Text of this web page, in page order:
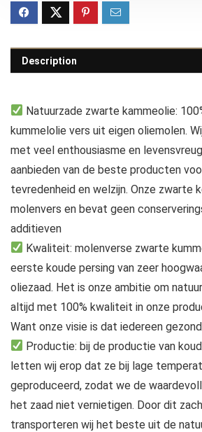
Description
Natuurzade zwarte kammeolie:
kummelolie vers uit eigen oliemolen.
met veel enthousiasme en
aanbieden van de beste producten
tevredenheid en welzijn. Onze zwarte
molenvers en bevat geen
additieven
Kwaliteit: molenverse zwarte
eerste koude persing van zeer
oliezaad. Het is onze ambitie om
altijd met 100% kwaliteit in onze
Want onze visie is dat iedereen
Productie: bij de productie van
letten wij erop dat ze bij lage
geproduceerd, zodat we de
het zaad niet vernietigen. Door dit
transporteren wij het beste uit de